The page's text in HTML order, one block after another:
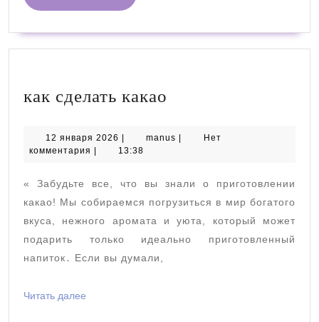
ДАЛЕЕ
как сделать какао
какао
12 января 2026 12
января
| manus manus
|
Нет
комментария | 13:38
« Забудьте все, что вы знали о приготовлении
какао! Мы собираемся погрузиться в мир богатого
вкуса, нежного аромата и уюта, который может
подарить только идеально приготовленный
напиток․ Если вы думали,
Читать далее